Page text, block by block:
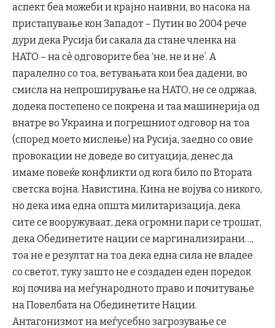
аспект беа можеби и крајно наивни, во насока на
пристапување кон Западот – Путин во 2004 рече
дури дека Русија би сакала да стане членка на
НАТО – на сè одговорите беа ‘не, не и не’. А
паралелно со тоа, ветувањата кои беа дадени, во
смисла на непроширување на НАТО, не се одржаа,
додека постепено се покрена и таа машинерија од
внатре во Украина и погрешниот одговор на тоа
(според моето мислење) на Русија, заедно со овие
провокации не доведе во ситуација, денес да
имаме повеќе конфликти од кога било по Втората
светска војна. Навистина, Кина не војува со никого,
но дека има една општа милитаризација, дека
сите се вооружуваат, дека огромни пари се трошат,
дека Обединетите нации се маргинализирани…,
тоа не е резултат на тоа дека една сила не владее
со светот, туку зашто не е создаден еден поредок
кој почива на меѓународното право и почитување
на Повелбата на Обединетите Нации.
Антагонизмот на меѓусебно загрозување се